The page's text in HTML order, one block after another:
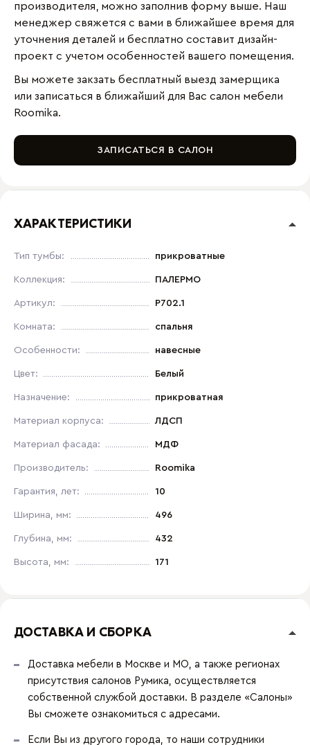
производителя, можно заполнив форму выше. Наш
менеджер свяжется с вами в ближайшее время для
уточнения деталей и бесплатно составит дизайн-
проект с учетом особенностей вашего помещения.
Вы можете закзать бесплатный выезд замерщика
или записаться в ближайший для Вас салон мебели
Roomika.
ЗАПИСАТЬСЯ В САЛОН
ХАРАКТЕРИСТИКИ
Тип тумбы: прикроватные
Коллекция: ПАЛЕРМО
Артикул: P702.1
Комната: спальня
Особенности: навесные
Цвет: Белый
Назначение: прикроватная
Материал корпуса: ЛДСП
Материал фасада: МДФ
Производитель: Roomika
Гарантия, лет: 10
Ширина, мм: 496
Глубина, мм: 432
Высота, мм: 171
ДОСТАВКА И СБОРКА
Доставка мебели в Москве и МО, а также регионах
присутствия салонов Румика, осуществляется
собственной службой доставки. В разделе «Салоны»
Вы сможете ознакомиться с адресами.
Если Вы из другого города, то наши сотрудники